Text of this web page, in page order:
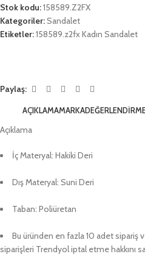
Stok kodu:158589.Z2FX
Kategoriler:Sandalet
Etiketler:158589.z2fx Kadın Sandalet
Paylaş:
AÇIKLAMAMARKA
Açıklama
İç Materyal: Hakiki Deri
Dış Materyal: Suni Deri
Taban: Poliüretan
Bu üründen en fazla 10 adet sipariş
siparişleri Trendyol iptal etme hakkını